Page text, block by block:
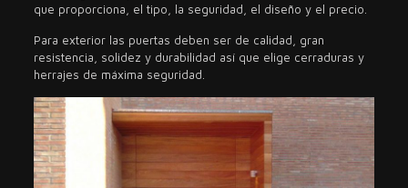
que proporciona, el tipo, la seguridad, el diseño y el precio.
Para exterior las puertas deben ser de calidad, gran
resistencia, solidez y durabilidad así que elige cerraduras y
herrajes de máxima seguridad.